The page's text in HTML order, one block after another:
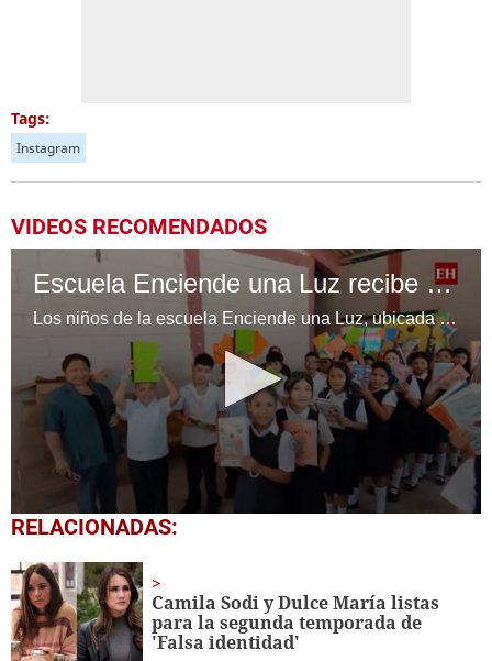
Tags:
Instagram
VIDEOS RECOMENDADOS
Escuela Enciende una Luz recibe cuadernos Quick, gracias a la Maratón del Saber
Los niños de la escuela Enciende una Luz, ubicada en la colonia Altos de Santa Rosa, al sur de Tegucigalpa, recibieron cuadernos Quick como parte de la Campaña Maratón del Saber.
0
seconds
1
minute,
56
seconds
RELACIONADAS:
Camila Sodi y Dulce María listas
para la segunda temporada de
'Falsa identidad'